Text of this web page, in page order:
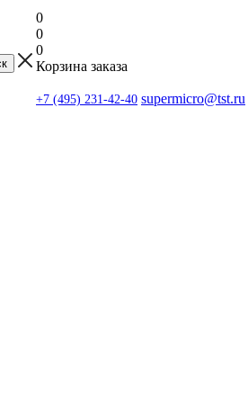
0
0
0
Корзина заказа
+7 (495) 231-42-40 supermicro@tst.ru